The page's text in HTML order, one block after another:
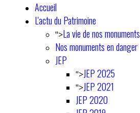
Accueil
L'actu du Patrimoine
">La vie de nos monuments
Nos monuments en danger
JEP
">JEP 2025
">JEP 2021
JEP 2020